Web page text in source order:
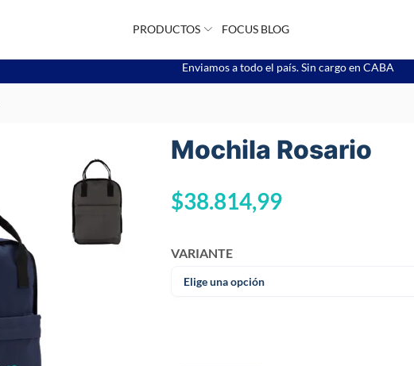
PRODUCTOS FOCUS BLOG
Enviamos a todo el país. Sin cargo en CABA
Mochila Rosario
$38.814,99
VARIANTE